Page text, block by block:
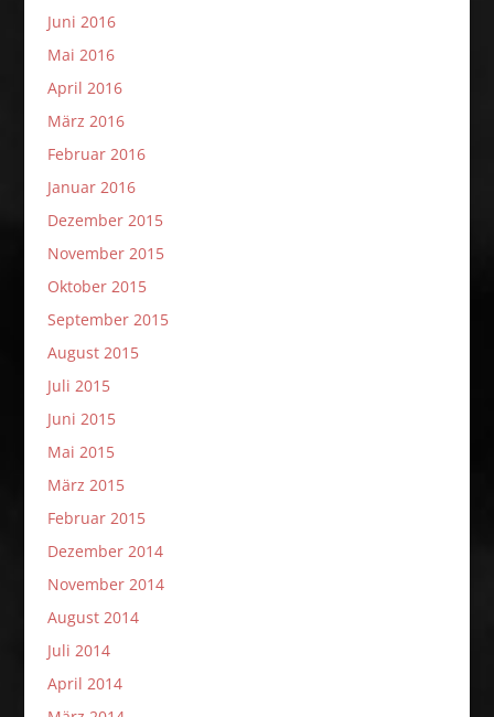
Juni 2016
Mai 2016
April 2016
März 2016
Februar 2016
Januar 2016
Dezember 2015
November 2015
Oktober 2015
September 2015
August 2015
Juli 2015
Juni 2015
Mai 2015
März 2015
Februar 2015
Dezember 2014
November 2014
August 2014
Juli 2014
April 2014